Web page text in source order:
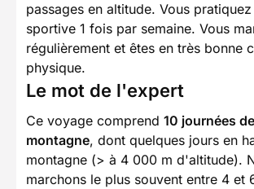
passages en altitude. Vous
sportive 1 fois par semaine. Vous
régulièrement et êtes en très bonne
physique.
Le mot de l'expert
Ce voyage comprend 10 journées
montagne, dont quelques jours en
montagne (> à 4 000 m d'altitude).
marchons le plus souvent entre 4 et